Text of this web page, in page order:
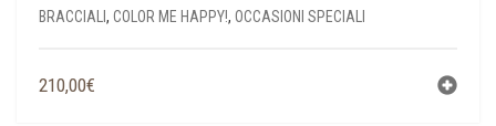
BRACCIALI , COLOR ME HAPPY!, OCCASIONI SPECIALI
210,00€